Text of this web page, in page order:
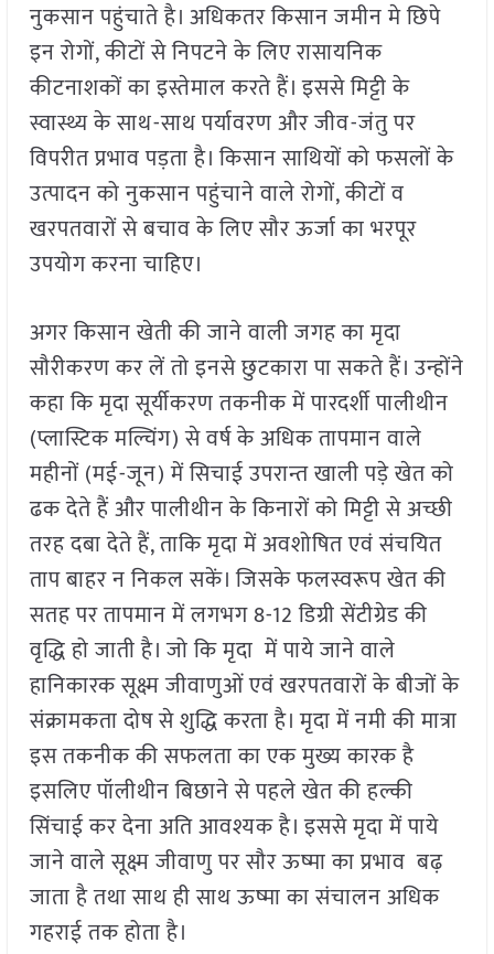
नुकसान पहुंचाते है। अधिकतर किसान जमीन मे छिपे
इन रोगों, कीटों से निपटने के लिए रासायनिक
कीटनाशकों का इस्तेमाल करते हैं। इससे मिट्टी के
स्वास्थ्य के साथ-साथ पर्यावरण और जीव-जंतु पर
विपरीत प्रभाव पड़ता है। किसान साथियों को फसलों के
उत्पादन को नुकसान पहुंचाने वाले रोगों, कीटों व
खरपतवारों से बचाव के लिए सौर ऊर्जा का भरपूर
उपयोग करना चाहिए।
अगर किसान खेती की जाने वाली जगह का मृदा
सौरीकरण कर लें तो इनसे छुटकारा पा सकते हैं। उन्होंने
कहा कि मृदा सूर्यीकरण तकनीक में पारदर्शी पालीथीन
(प्लास्टिक मल्चिंग) से वर्ष के अधिक तापमान वाले
महीनों (मई-जून) में सिचाई उपरान्त खाली पड़े खेत को
ढक देते हैं और पालीथीन के किनारों को मिट्टी से अच्छी
तरह दबा देते हैं, ताकि मृदा में अवशोषित एवं संचयित
ताप बाहर न निकल सकें। जिसके फलस्वरूप खेत की
सतह पर तापमान में लगभग 8-12 डिग्री सेंटीग्रेड की
वृद्धि हो जाती है। जो कि मृदा में पाये जाने वाले
हानिकारक सूक्ष्म जीवाणुओं एवं खरपतवारों के बीजों के
संक्रामकता दोष से शुद्धि करता है। मृदा में नमी की मात्रा
इस तकनीक की सफलता का एक मुख्य कारक है
इसलिए पॉलीथीन बिछाने से पहले खेत की हल्की
सिंचाई कर देना अति आवश्यक है। इससे मृदा में पाये
जाने वाले सूक्ष्म जीवाणु पर सौर ऊष्मा का प्रभाव बढ़
जाता है तथा साथ ही साथ ऊष्मा का संचालन अधिक
गहराई तक होता है।